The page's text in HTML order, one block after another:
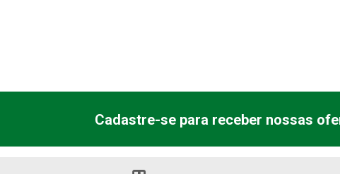
Cadastre-se para receber nossas